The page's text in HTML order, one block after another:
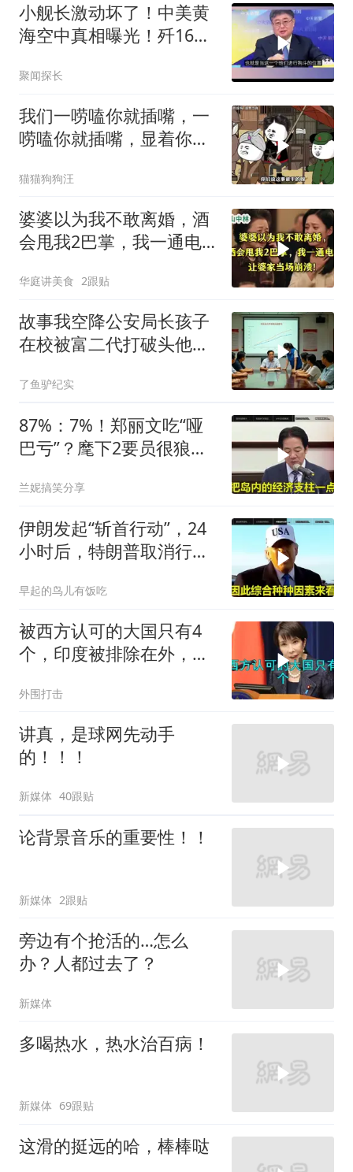
小舰长激动坏了！中美黄
海空中真相曝光！歼16狗
对武力！
聚闻探长
我们一唠嗑你就插嘴，一
唠嗑你就插嘴，显着你
猫猫狗狗汪
婆婆以为我不敢离婚，酒
会甩我2巴掌，我一通电
华庭讲美食 2跟贴
故事我空降公安局长孩子
在校被富二代打破头他爹
了鱼驴纪实
87%：7%！郑丽文吃“哑
巴亏”？麾下2要员很狼
兰妮搞笑分享
伊朗发起“斩首行动”，24
小时后，特朗普取消行
早起的鸟儿有饭吃
被西方认可的大国只有4
个，印度被排除在外，为
外围打击
讲真，是球网先动手
的！！！
新媒体 40跟贴
论背景音乐的重要性！！
新媒体 2跟贴
旁边有个抢活的…怎么
办？人都过去了？
新媒体
多喝热水，热水治百病！
新媒体 69跟贴
这滑的挺远的哈，棒棒哒